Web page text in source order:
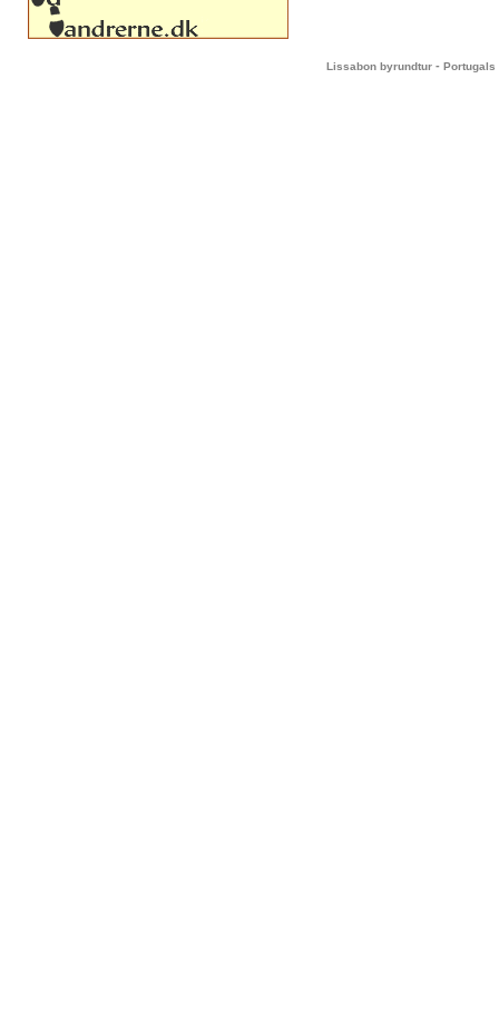
Lissabon byrundtur - Portugals